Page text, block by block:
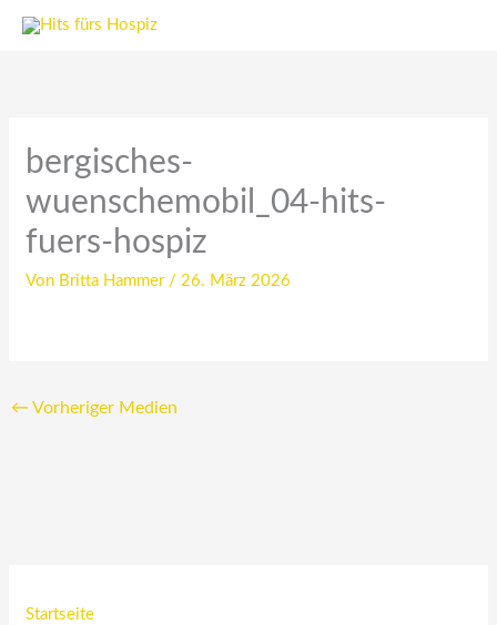
Zum
bergisches-
wuenschemobil_04-hits-
fuers-hospiz
Von Britta Hammer / 26. März 2026
← Vorheriger Medien
Startseite